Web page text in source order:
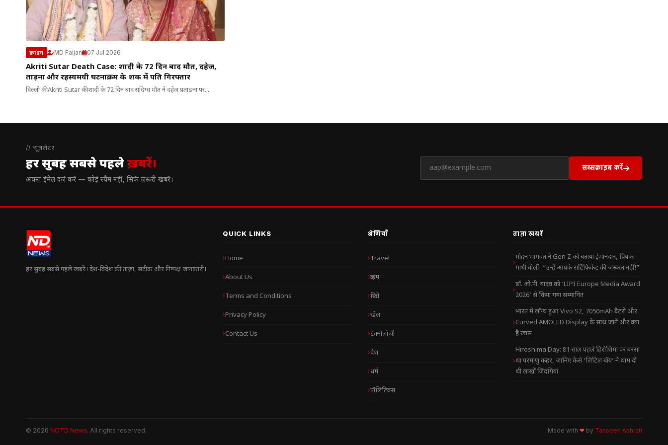
क्राइम MD Faijan 07 Jul 2026
Akriti Sutar Death Case: शादी के 72 दिन बाद मौत, दहेज,
प्रताड़ना और रहस्यमयी घटनाक्रम के शक में पति गिरफ्तार
दिल्ली की Akriti Sutar की शादी के 72 दिन बाद संदिग्ध मौत ने दहेज प्रताड़ना पर...
// न्यूज़लेटर
हर सुबह सबसे पहलेख़बरें।
अपना ईमेल दर्ज करें — कोई स्पैम नहीं, सिर्फ ज़रूरी खबरें।
सब्सक्राइब करें
हर सुबह सबसे पहले खबरें। देश-विदेश की ताज़ा, सटीक और निष्पक्ष जानकारी।
QUICK LINKS
Home
About Us
Terms and Conditions
Privacy Policy
Contact Us
श्रेणियाँ
Travel
क्राइम
क्रिप्टो
खेल
टेक्नोलॉजी
देश
धर्म
पॉलिटिक्स
ताज़ा खबरें
मोहन भागवत ने Gen Z को बताया ईमानदार, प्रियंका
गांधी बोलीं- “उन्हें आपके सर्टिफिकेट की जरूरत नहीं!”
डॉ. ओ.पी. यादव को ‘LIPI Europe Media Award
2026’ से किया गया सम्मानित
भारत में लॉन्च हुआ Vivo S2, 7050mAh बैटरी और
Curved AMOLED Display के साथ जानें और क्या
है खास
Hiroshima Day: 81 साल पहले हिरोशिमा पर बरसा
था परमाणु कहर, जानिए कैसे ‘लिटिल बॉय’ ने थाम दी
थी लाखों जिंदगियां
© 2026 NOTD News. All rights reserved. Made with ❤ by Tahseen Ashrafi